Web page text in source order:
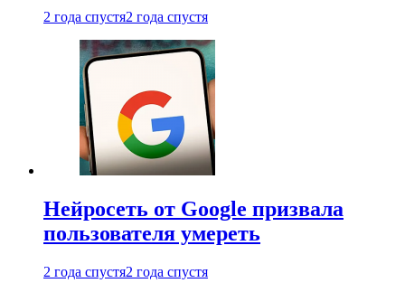
2 года спустя2 года спустя
Нейросеть от Google призвала
пользователя умереть
2 года спустя2 года спустя